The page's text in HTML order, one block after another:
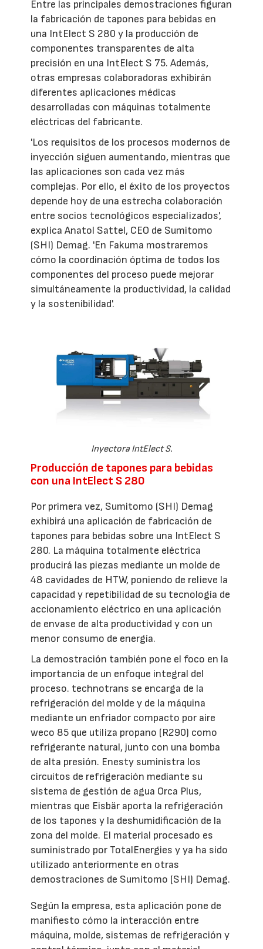
Entre las principales demostraciones figuran
la fabricación de tapones para bebidas en
una IntElect S 280 y la producción de
componentes transparentes de alta
precisión en una IntElect S 75. Además,
otras empresas colaboradoras exhibirán
diferentes aplicaciones médicas
desarrolladas con máquinas totalmente
eléctricas del fabricante.
'Los requisitos de los procesos modernos de
inyección siguen aumentando, mientras que
las aplicaciones son cada vez más
complejas. Por ello, el éxito de los proyectos
depende hoy de una estrecha colaboración
entre socios tecnológicos especializados',
explica Anatol Sattel, CEO de Sumitomo
(SHI) Demag. 'En Fakuma mostraremos
cómo la coordinación óptima de todos los
componentes del proceso puede mejorar
simultáneamente la productividad, la calidad
y la sostenibilidad'.
Inyectora IntElect S.
Producción de tapones para bebidas
con una IntElect S 280
Por primera vez, Sumitomo (SHI) Demag
exhibirá una aplicación de fabricación de
tapones para bebidas sobre una IntElect S
280. La máquina totalmente eléctrica
producirá las piezas mediante un molde de
48 cavidades de HTW, poniendo de relieve la
capacidad y repetibilidad de su tecnología de
accionamiento eléctrico en una aplicación
de envase de alta productividad y con un
menor consumo de energía.
La demostración también pone el foco en la
importancia de un enfoque integral del
proceso. technotrans se encarga de la
refrigeración del molde y de la máquina
mediante un enfriador compacto por aire
weco 85 que utiliza propano (R290) como
refrigerante natural, junto con una bomba
de alta presión. Enesty suministra los
circuitos de refrigeración mediante su
sistema de gestión de agua Orca Plus,
mientras que Eisbär aporta la refrigeración
de los tapones y la deshumidificación de la
zona del molde. El material procesado es
suministrado por TotalEnergies y ya ha sido
utilizado anteriormente en otras
demostraciones de Sumitomo (SHI) Demag.
Según la empresa, esta aplicación pone de
manifiesto cómo la interacción entre
máquina, molde, sistemas de refrigeración y